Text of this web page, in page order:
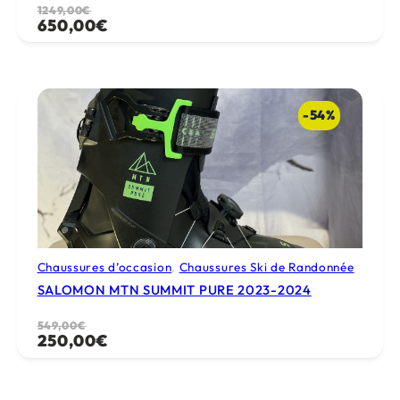
1249,00€
Le
prix
1249,00€.
650,00€
Le
prix
650,00€.
-54%
Chaussures d’occasion, Chaussures Ski de Randonnée
SALOMON MTN SUMMIT PURE 2023-2024
549,00€
Le
prix
250,00€
Le
prix